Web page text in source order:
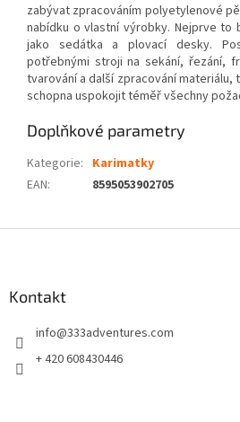
zabývat zpracováním polyetylenové
nabídku o vlastní výrobky. Nejprve to
jako sedátka a plovací desky.
potřebnými stroji na sekání, řezání,
tvarování a další zpracování materiálu,
schopna uspokojit téměř všechny
Doplňkové parametry
Kategorie: Karimatky
EAN: 8595053902705
Kontakt
info@333adventures.com
+ 420 608430446